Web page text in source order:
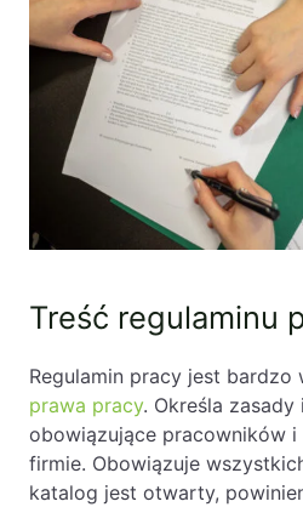
Kontakt
PL
Treść regulaminu
Regulamin pracy jest bardzo
prawa pracy. Określa zasady
obowiązujące pracowników
firmie. Obowiązuje
katalog jest otwarty,